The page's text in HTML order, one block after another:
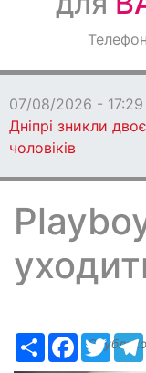
Оголошення
07/08/2026 - 17:29
Дніпрі зникли двоє
чоловіків
РесурсFacebook